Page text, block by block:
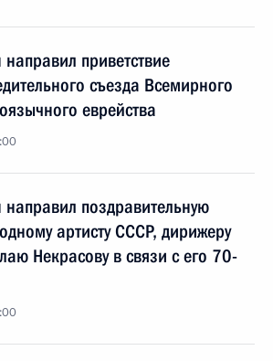
приветствие
съезда Всемирного
еврейства
поздравительную
артисту СССР, дирижеру
Некрасову в связи с его 70-